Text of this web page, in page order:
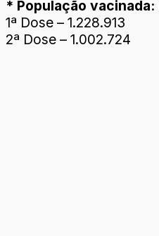
* População vacinada:
1ª Dose – 1.228.913
2ª Dose – 1.002.724